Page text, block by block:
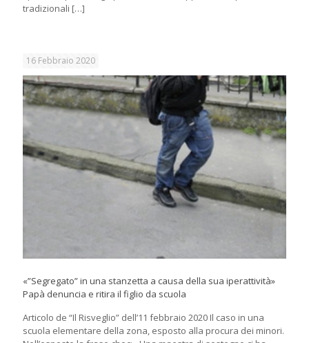
tradizionali […]
16 Febbraio 2020
«”Segregato” in una stanzetta a causa della sua iperattività»
Papà denuncia e ritira il figlio da scuola
Articolo de “Il Risveglio” dell’11 febbraio 2020 Il caso in una
scuola elementare della zona, esposto alla procura dei minori.